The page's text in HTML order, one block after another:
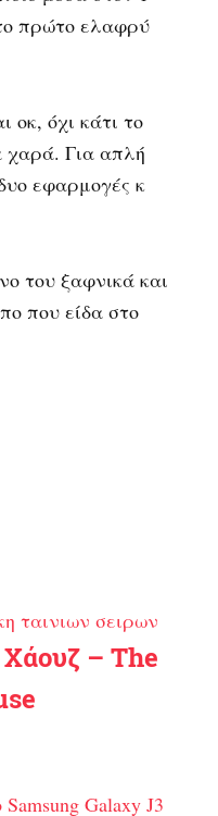
πρώτο ελαφρύ
οκ, όχι κάτι το
χαρά. Για απλή
εφαρμογές κ
του ξαφνικά και
που είδα στο
ταινιων σειρων
Χάουζ – The
Galaxy J3